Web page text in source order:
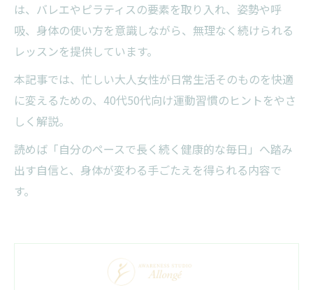
は、バレエやピラティスの要素を取り入れ、姿勢や呼
吸、身体の使い方を意識しながら、無理なく続けられる
レッスンを提供しています。
本記事では、忙しい大人女性が日常生活そのものを快適
に変えるための、40代50代向け運動習慣のヒントをやさ
しく解説。
読めば「自分のペースで長く続く健康的な毎日」へ踏み
出す自信と、身体が変わる手ごたえを得られる内容で
す。